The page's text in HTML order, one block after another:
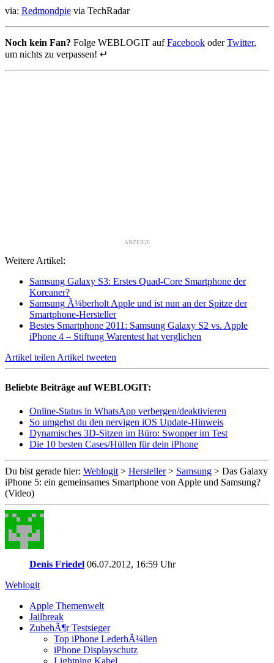
via: Redmondpie via TechRadar
Noch kein Fan? Folge WEBLOGIT aufFacebook oderTwitter,
um nichts zu verpassen! ↵
ANZEIGE
Weitere Artikel:
Samsung Galaxy S3: Erstes Quad-Core Smartphone der
Koreaner?
Samsung Ã¼berholt Apple und ist nun an der Spitze der
Smartphone-Hersteller
Bestes Smartphone 2011: Samsung Galaxy S2 vs. Apple
iPhone 4 – Stiftung Warentest hat verglichen
Artikel teilen Artikel tweeten
Beliebte Beiträge auf WEBLOGIT:
Online-Status in WhatsApp verbergen/deaktivieren
So umgehst du den nervigen iOS Update-Hinweis
Dynamisches 3D-Sitzen im Büro: Swopper im Test
Die 10 besten Cases/Hüllen für dein iPhone
Du bist gerade hier: Weblogit > Hersteller> Samsung > Das Galaxy
iPhone 5: ein gemeinsames Smartphone von Apple und Samsung?
(Video)
Denis Friedel 06.07.2012, 16:59 Uhr
Weblogit
Apple Themenwelt
Jailbreak
ZubehÃ¶r Testsieger
Top iPhone LederhÃ¼llen
iPhone Displayschutz
Lightning Kabel